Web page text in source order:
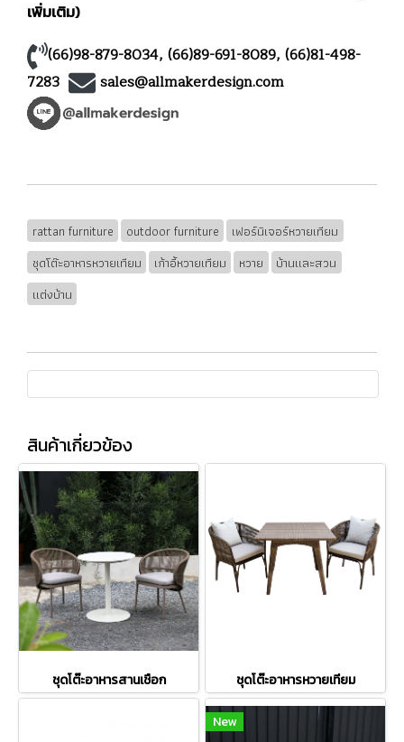
เพิ่มเติม)
(66)98-879-8034, (66)89-691-8089, (66)81-498-
7283
sales@allmakerdesign.com
rattan furniture outdoor furniture
เฟอร์นิเจอร์หวายเทียม
ชุดโต๊ะอาหารหวายเทียม
เก้าอี้หวายเทียม หวาย
บ้านและสวน
แต่งบ้าน
สินค้าเกี่ยวข้อง
ชุดโต๊ะอาหารสานเชือก ชุดโต๊ะอาหารหวายเทียม
New